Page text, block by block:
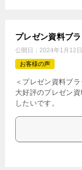
プレゼン資料ブ
公開日： 2024年1月12日
お客様の声
＜プレゼン資料ブ
大好評のプレゼン
したいです。